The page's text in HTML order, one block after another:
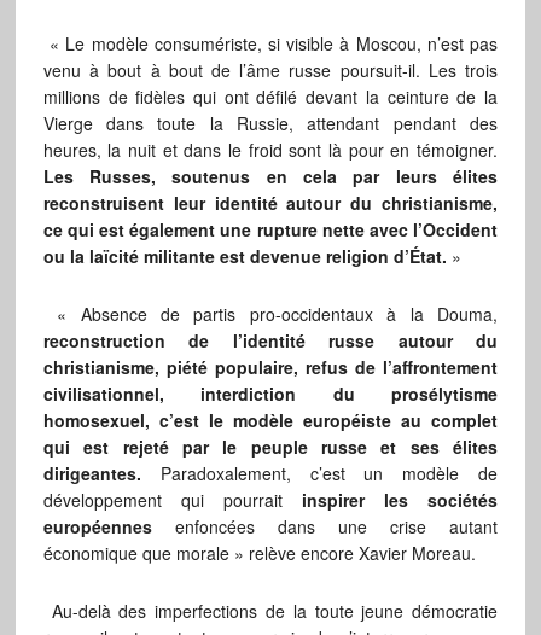
« Le modèle consumériste, si visible à Moscou, n’est pas
venu à bout à bout de l’âme russe poursuit-il. Les trois
millions de fidèles qui ont défilé devant la ceinture de la
Vierge dans toute la Russie, attendant pendant des
heures, la nuit et dans le froid sont là pour en témoigner.
Les Russes, soutenus en cela par leurs élites
reconstruisent leur identité autour du christianisme,
ce qui est également une rupture nette avec l’Occident
ou la laïcité militante est devenue religion d’État. »
« Absence de partis pro-occidentaux à la Douma,
reconstruction de l’identité russe autour du
christianisme, piété populaire, refus de l’affrontement
civilisationnel, interdiction du prosélytisme
homosexuel, c’est le modèle européiste au complet
qui est rejeté par le peuple russe et ses élites
dirigeantes. Paradoxalement, c’est un modèle de
développement qui pourrait inspirer les sociétés
européennesenfoncées dans une crise autant
économique que morale » relève encore Xavier Moreau.
Au-delà des imperfections de la toute jeune démocratie